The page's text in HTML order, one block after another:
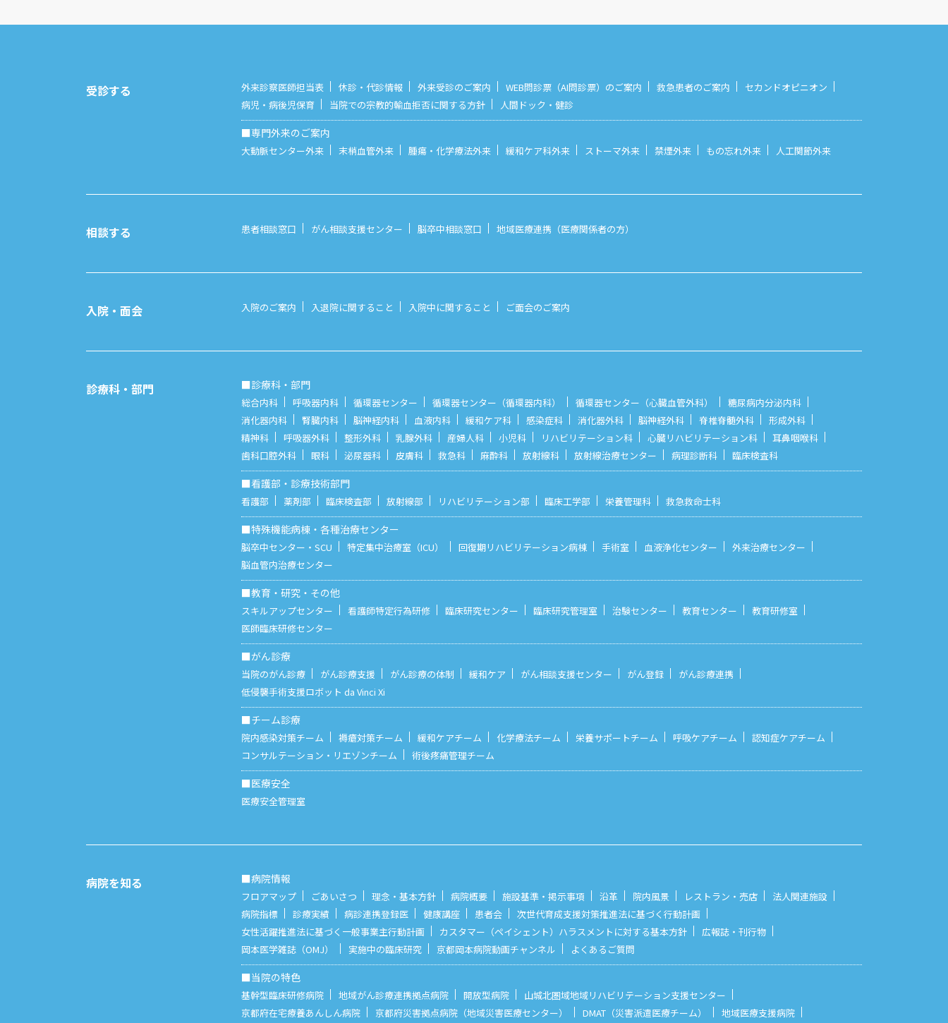
受診する 外来診察医師担当表 休診・代診情報 外来受診のご案内 WEB問診票（AI問診票）のご案内 救急患者のご案内
セカンドオピニオン
病児・病後児保育
当院での宗教的輸血拒否に関する方針 人間ドック・健診
■専門外来のご案内
大動脈センター外来 末梢血管外来 腫瘍・化学療法外来 緩和ケア科外来 ストーマ外来 禁煙外来 もの忘れ外来 人工関節外来
相談する 患者相談窓口 がん相談支援センター 脳卒中相談窓口 地域医療連携（医療関係者の方）
入院・面会 入院のご案内 入退院に関すること 入院中に関すること ご面会のご案内
診療科・部門 ■診療科・部門
総合内科 呼吸器内科 循環器センター 循環器センター（循環器内科） 循環器センター（心臓血管外科）
糖尿病内分泌内科
消化器内科
腎臓内科 脳神経内科 血液内科 緩和ケア科 感染症科 消化器外科 脳神経外科 脊椎脊髄外科
形成外科
精神科
呼吸器外科 整形外科 乳腺外科 産婦人科 小児科 リハビリテーション科 心臓リハビリテーション科
耳鼻咽喉科
歯科口腔外科
眼科 泌尿器科 皮膚科 救急科 麻酔科 放射線科 放射線治療センター 病理診断科 臨床検査科
■看護部・診療技術部門
看護部 薬剤部 臨床検査部 放射線部 リハビリテーション部 臨床工学部 栄養管理科 救急救命士科
■特殊機能病棟・各種治療センター
脳卒中センター・SCU 特定集中治療室（ICU） 回復期リハビリテーション病棟 手術室 血液浄化センター
外来治療センター
脳血管内治療センター
■教育・研究・その他
スキルアップセンター 看護師特定行為研修 臨床研究センター 臨床研究管理室 治験センター 教育センター
教育研修室
医師臨床研修センター
■がん診療
当院のがん診療 がん診療支援 がん診療の体制 緩和ケア がん相談支援センター がん登録
がん診療連携
低侵襲手術支援ロボット da Vinci Xi
■チーム診療
院内感染対策チーム 褥瘡対策チーム 緩和ケアチーム 化学療法チーム 栄養サポートチーム 呼吸ケアチーム
認知症ケアチーム
コンサルテーション・リエゾンチーム
術後疼痛管理チーム
■医療安全
医療安全管理室
病院を知る ■病院情報
フロアマップ ごあいさつ 理念・基本方針 病院概要 施設基準・掲示事項 沿革 院内風景 レストラン・売店
法人関連施設
病院指標
診療実績 病診連携登録医 健康講座 患者会
次世代育成支援対策推進法に基づく行動計画
女性活躍推進法に基づく一般事業主行動計画
カスタマー（ペイシェント）ハラスメントに対する基本方針
広報誌・刊行物
岡本医学雑誌（OMJ）
実施中の臨床研究 京都岡本病院動画チャンネル よくあるご質問
■当院の特色
基幹型臨床研修病院 地域がん診療連携拠点病院 開放型病院
山城北圏域地域リハビリテーション支援センター
京都府在宅療養あんしん病院
京都府災害拠点病院（地域災害医療センター） DMAT（災害派遣医療チーム） 地域医療支援病院